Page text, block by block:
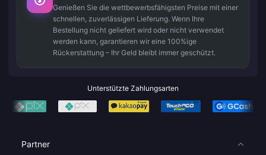
Genießen Sie die wettbewerbsfähigsten Preise mit einer
schnellen, zuverlässigen Lieferung. Wenn Ihre
Bestellung nicht geliefert wird oder nicht verwendet
werden kann, garantieren wir eine 100%ige
Rückerstattung – Ihr Geld bleibt immer geschützt.
Unterstützte Zahlungsarten
Partner